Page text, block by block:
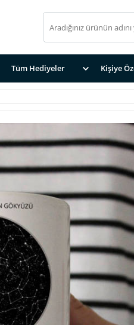
Tüm Hediyeler Kişiye